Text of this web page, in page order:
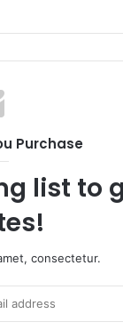
Purchase
list to
consectetur.